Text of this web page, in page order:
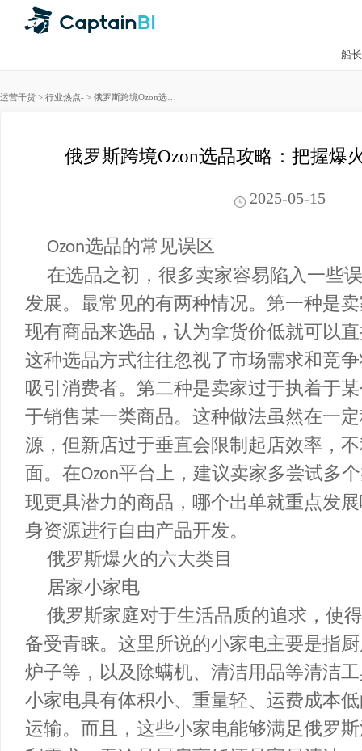
运营干货 >行业热点 ->
俄罗斯跨境Ozon选品攻略：把握
2025-05-15
Ozon选品的常见误区
在选品之初，很多卖家容易陷入一
发展。最常见的有两种情况。第一种
现有商品来选品，认为拿货价低就可
这种选品方式往往忽视了市场需求和
吸引消费者。第二种是卖家过于执着
于销售某一类商品。这种做法虽然在
源，但新店过于垂直会限制起店效率
面。在Ozon平台上，建议卖家多尝试
现更具潜力的商品，哪个出单就重点
身资源进行自由产品开发。
俄罗斯爆火的六大类目
居家小家电
俄罗斯家庭对于生活品质的追求，
备受青睐。这里所说的小家电主要是
炉子等，以及除螨机、清洁用品等清
小家电具有体积小、重量轻、运费成